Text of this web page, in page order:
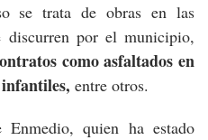
se trata de obras en las
discurren por el municipio,
como asfaltados en
entre otros.
quien ha estado